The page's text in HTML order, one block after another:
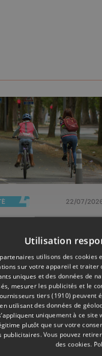
22/07/
: fin des
rive
pistes
piétonnes
et
Utilisation
utilisons des
sur votre appareil et traiter
uniques et des données de
mesurer les publicités et le
tiers (1910) peuvent
utilisant des données de
uniquement à ce
plutôt que sur votre
publicitaires. Vous pouvez
des cookies.